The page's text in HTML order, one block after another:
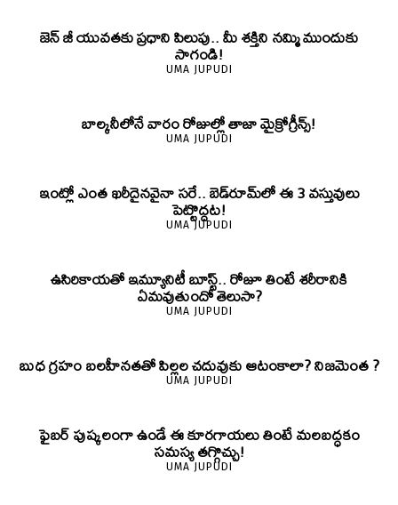
జెన్‌ జీ యువతకు ప్రధాని పిలుపు.. మీ శక్తిని నమ్మి ముందుకు
సాగండి!
UMA JUPUDI
బాల్కనీలోనే వారం రోజుల్లో తాజా మైక్రోగ్రీన్స్‌!
UMA JUPUDI
ఇంట్లో ఎంత ఖరీదైనవైనా సరే.. బెడ్‌రూమ్‌లో ఈ 3 వస్తువులు
పెట్టొద్దట!
UMA JUPUDI
ఉసిరికాయతో ఇమ్యూనిటీ బూస్ట్‌.. రోజూ తింటే శరీరానికి
ఏమవుతుందో తెలుసా?
UMA JUPUDI
బుధ గ్రహం బలహీనతతో పిల్లల చదువుకు ఆటంకాలా? నిజమెంత ?
UMA JUPUDI
ఫైబర్‌ పుష్కలంగా ఉండే ఈ కూరగాయలు తింటే మలబద్ధకం
సమస్య తగ్గొచ్చు!
UMA JUPUDI